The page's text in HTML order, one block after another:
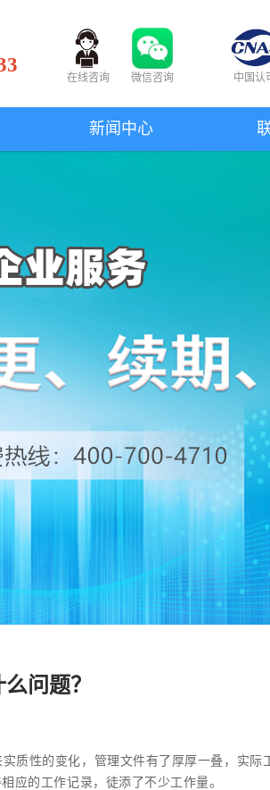
在线咨询 微信咨询 中国认
新闻中心
问题？
质性的变化，管理文件有了厚厚一叠，实际
应的工作记录，徒添了不少工作量。